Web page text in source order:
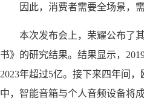
因此，消费者需要全场景，
本次发布会上，荣耀公布了
书》的研究结果。结果显示，
2023年超过5亿。接下来四年间
中，智能音箱与个人音频设备将